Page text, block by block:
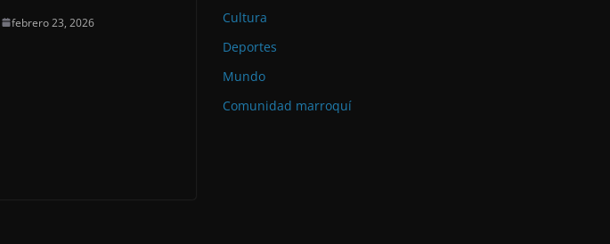
febrero 23, 2026
Cultura
Deportes
Mundo
Comunidad marroquí